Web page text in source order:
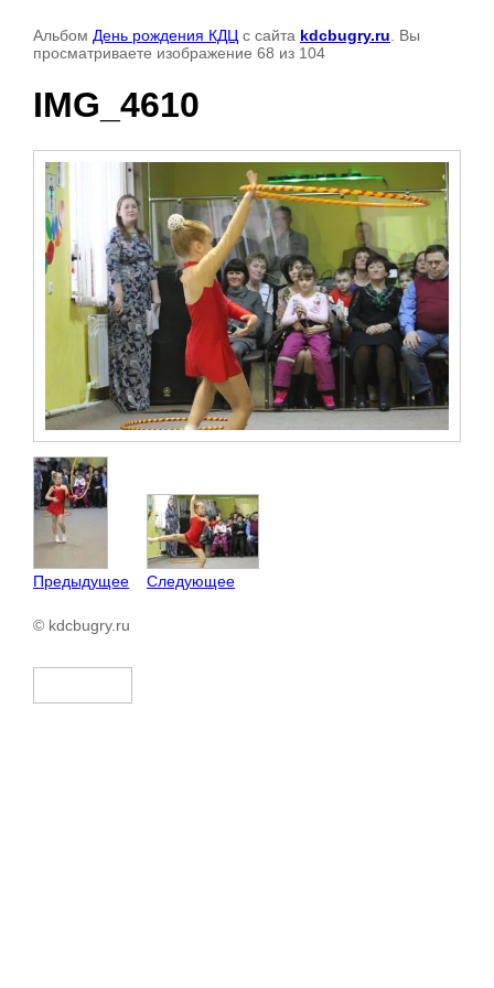
Альбом День рождения КДЦ с сайта kdcbugry.ru . Вы
просматриваете изображение 68 из 104
IMG_4610
Предыдущее Следующее
© kdcbugry.ru